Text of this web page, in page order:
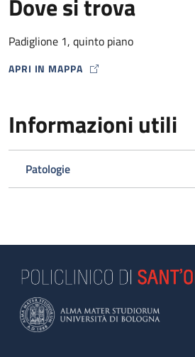
Dove si trova
Padiglione 1, quinto piano
APRI IN MAPPA
MAP ICON
Informazioni utili
Patologie